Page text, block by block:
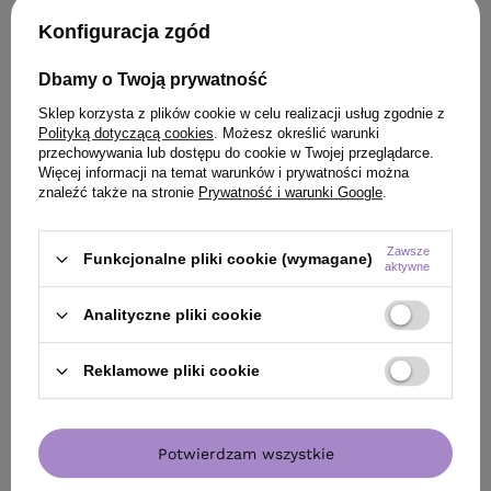
PRODUKT KUPILI TAKŻE
OFERTA
RICA Volumizing szampon objętość 50
27,20 zł
OFERTA
RICA
/
Konfiguracja zgód
Dbamy o Twoją prywatność
Sklep korzysta z plików cookie w celu realizacji usług zgodnie z
Polityką dotyczącą cookies. Możesz określić warunki
przechowywania lub dostępu do cookie w Twojej przeglądarce.
Więcej informacji na temat warunków i prywatności można
znaleźć także na stronie Prywatność i warunki Google.
Funkcjonalne pliki cookie (wymagane)
Zawsze
aktywne
Analityczne pliki cookie
Reklamowe pliki cookie
Potwierdzam wszystkie